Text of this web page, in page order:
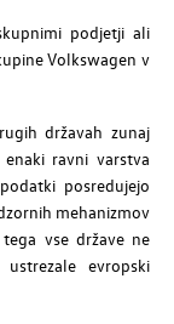
podjetji ali
Volkswagen v
državah zunaj
ravni varstva
posredujejo
mehanizmov
vse države ne
evropski